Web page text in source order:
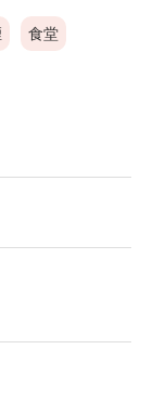
食堂